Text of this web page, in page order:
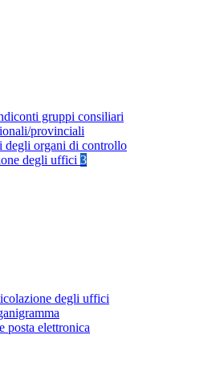
gruppi consiliari
provinciali
degli organi di controllo
degli uffici 3
degli uffici
posta elettronica